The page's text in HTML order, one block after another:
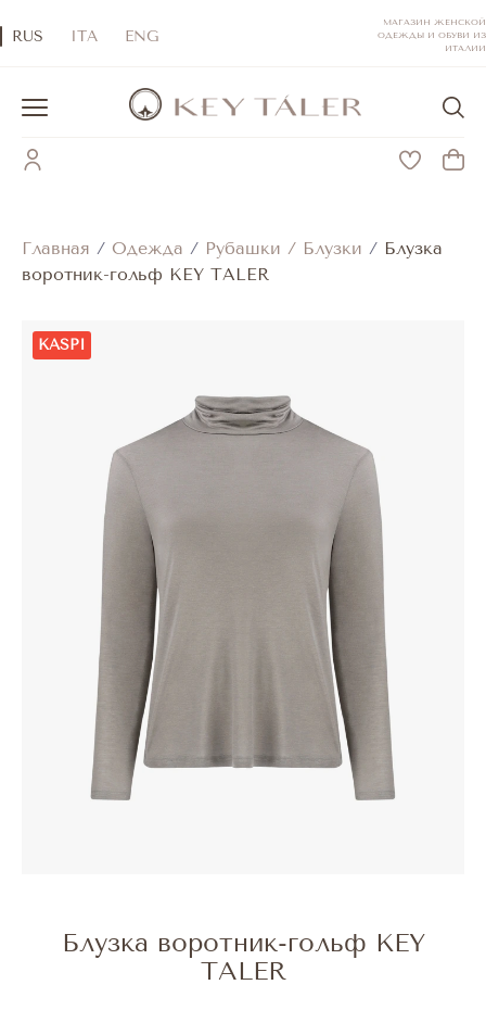
RUS ITA ENG
МАГАЗИН ЖЕНСКОЙ
ОДЕЖДЫ И ОБУВИ ИЗ
ИТАЛИИ
Главная / Одежда / Рубашки / Блузки / Блузка
воротник-гольф KEY TALER
KASPI
Блузка воротник-гольф KEY
TALER